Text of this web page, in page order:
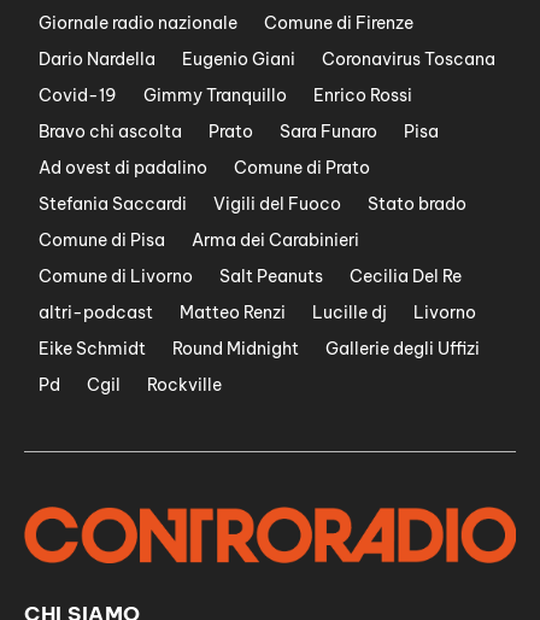
Giornale radio nazionale
Comune di Firenze
Dario Nardella
Eugenio Giani
Coronavirus Toscana
Covid-19
Gimmy Tranquillo
Enrico Rossi
Bravo chi ascolta
Prato Sara Funaro
Pisa
Ad ovest di padalino
Comune di Prato
Stefania Saccardi
Vigili del Fuoco
Stato brado
Comune di Pisa
Arma dei Carabinieri
Comune di Livorno
Salt Peanuts
Cecilia Del Re
altri-podcast
Matteo Renzi Lucille dj
Livorno
Eike Schmidt
Round Midnight
Gallerie degli Uffizi
Pd
Cgil Rockville
CHI SIAMO